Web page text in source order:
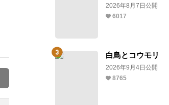
2026年8月7日公開
6017
白鳥とコウモリ
2026年9月4日公開
8765